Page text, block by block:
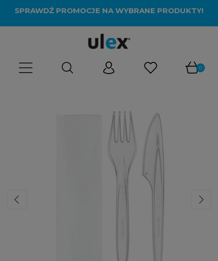
SPRAWDŹ PROMOCJE NA WYBRANE PRODUKTY!